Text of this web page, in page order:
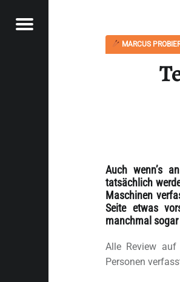
Menü
MARCUS
Auch wenn’s
tatsächlich
Maschinen
Seite etwas
manchmal
Alle Review auf
Personen